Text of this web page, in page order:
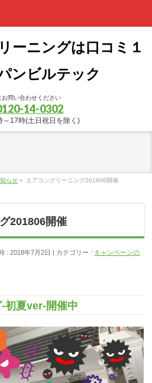
ーニングは口コミ１
ンビルテック
お問い合わせください
14-0302
～17時(土日祝日を除く)
らせ » エアコンクリーニング201806開催
201806開催
: 2018年7月2日 カテゴリー : キャンペーンの
初夏ver-開催中